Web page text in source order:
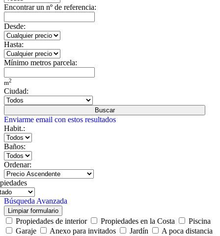
Encontrar un nº de referencia:
Desde:
Hasta:
Mínimo metros parcela:
m2
Ciudad:
Buscar
Enviarme email con estos resultados
Habit.:
Baños:
Ordenar:
Búsqueda Avanzada
Limpiar formulario
Propiedades de interior Propiedades en la Costa
Piscina
Garaje
Anexo para invitados Jardín
A poca distancia